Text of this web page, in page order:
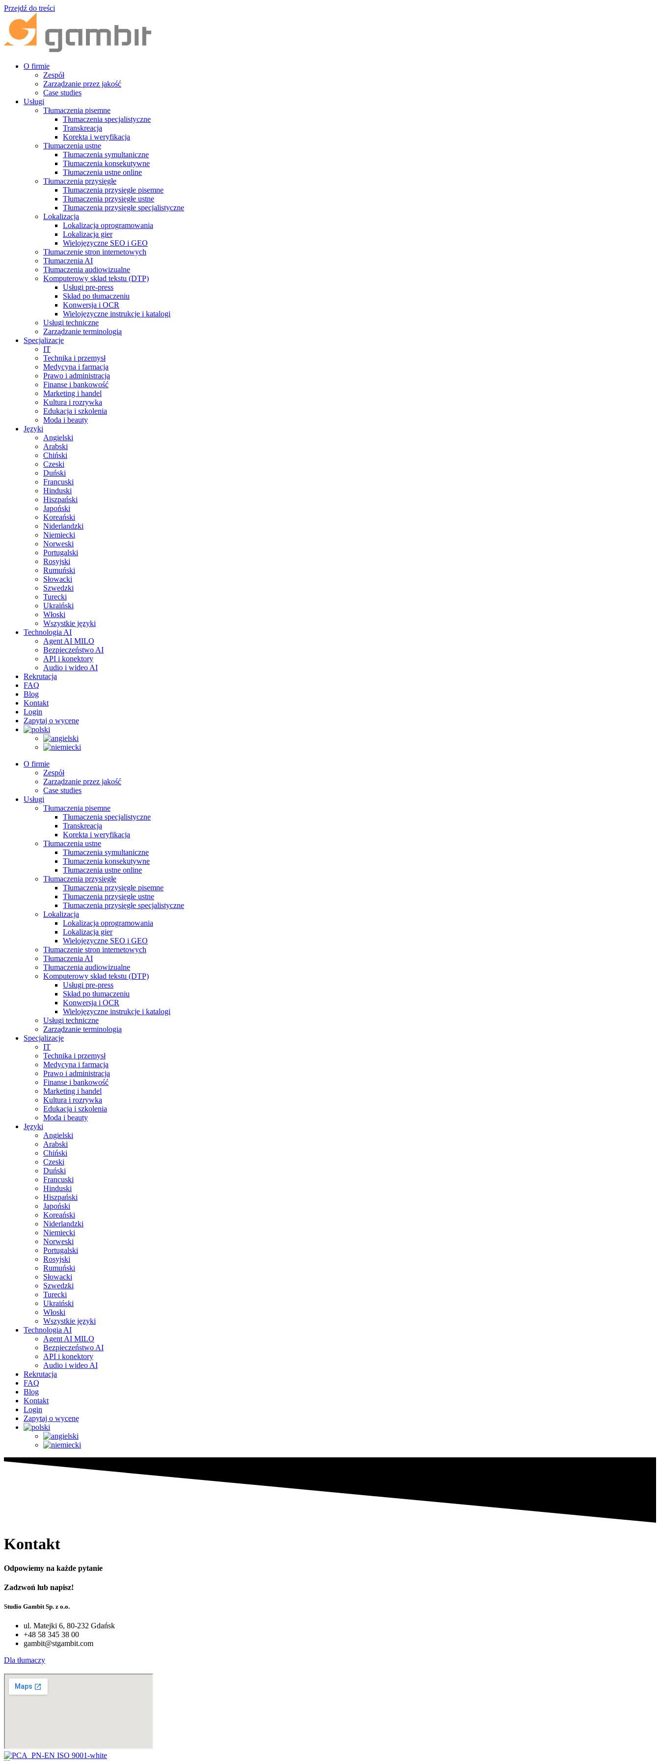
Przejdź do treści
O firmie
Zespół
Zarządzanie przez jakość
Case studies
Usługi
Tłumaczenia pisemne
Tłumaczenia specjalistyczne
Transkreacja
Korekta i weryfikacja
Tłumaczenia ustne
Tłumaczenia symultaniczne
Tłumaczenia konsekutywne
Tłumaczenia ustne online
Tłumaczenia przysięgłe
Tłumaczenia przysięgłe pisemne
Tłumaczenia przysięgłe ustne
Tłumaczenia przysięgłe specjalistyczne
Lokalizacja
Lokalizacja oprogramowania
Lokalizacja gier
Wielojęzyczne SEO i GEO
Tłumaczenie stron internetowych
Tłumaczenia AI
Tłumaczenia audiowizualne
Komputerowy skład tekstu (DTP)
Usługi pre-press
Skład po tłumaczeniu
Konwersja i OCR
Wielojęzyczne instrukcje i katalogi
Usługi techniczne
Zarządzanie terminologią
Specjalizacje
IT
Technika i przemysł
Medycyna i farmacja
Prawo i administracja
Finanse i bankowość
Marketing i handel
Kultura i rozrywka
Edukacja i szkolenia
Moda i beauty
Języki
Angielski
Arabski
Chiński
Czeski
Duński
Francuski
Hinduski
Hiszpański
Japoński
Koreański
Niderlandzki
Niemiecki
Norweski
Portugalski
Rosyjski
Rumuński
Słowacki
Szwedzki
Turecki
Ukraiński
Włoski
Wszystkie języki
Technologia AI
Agent AI MILO
Bezpieczeństwo AI
API i konektory
Audio i wideo AI
Rekrutacja
FAQ
Blog
Kontakt
Login
Zapytaj o wycenę
O firmie
Zespół
Zarządzanie przez jakość
Case studies
Usługi
Tłumaczenia pisemne
Tłumaczenia specjalistyczne
Transkreacja
Korekta i weryfikacja
Tłumaczenia ustne
Tłumaczenia symultaniczne
Tłumaczenia konsekutywne
Tłumaczenia ustne online
Tłumaczenia przysięgłe
Tłumaczenia przysięgłe pisemne
Tłumaczenia przysięgłe ustne
Tłumaczenia przysięgłe specjalistyczne
Lokalizacja
Lokalizacja oprogramowania
Lokalizacja gier
Wielojęzyczne SEO i GEO
Tłumaczenie stron internetowych
Tłumaczenia AI
Tłumaczenia audiowizualne
Komputerowy skład tekstu (DTP)
Usługi pre-press
Skład po tłumaczeniu
Konwersja i OCR
Wielojęzyczne instrukcje i katalogi
Usługi techniczne
Zarządzanie terminologią
Specjalizacje
IT
Technika i przemysł
Medycyna i farmacja
Prawo i administracja
Finanse i bankowość
Marketing i handel
Kultura i rozrywka
Edukacja i szkolenia
Moda i beauty
Języki
Angielski
Arabski
Chiński
Czeski
Duński
Francuski
Hinduski
Hiszpański
Japoński
Koreański
Niderlandzki
Niemiecki
Norweski
Portugalski
Rosyjski
Rumuński
Słowacki
Szwedzki
Turecki
Ukraiński
Włoski
Wszystkie języki
Technologia AI
Agent AI MILO
Bezpieczeństwo AI
API i konektory
Audio i wideo AI
Rekrutacja
FAQ
Blog
Kontakt
Login
Zapytaj o wycenę
Kontakt
Odpowiemy na każde pytanie
Zadzwoń lub napisz!
Studio Gambit Sp. z o.o.
ul. Matejki 6, 80-232 Gdańsk
+48 58 345 38 00
gambit@stgambit.com
Dla tłumaczy